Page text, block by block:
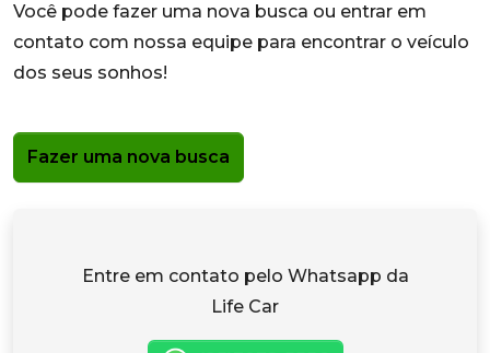
Você pode fazer uma nova busca ou entrar em
contato com nossa equipe para encontrar o veículo
dos seus sonhos!
Fazer uma nova busca
Entre em contato pelo Whatsapp da
Life Car